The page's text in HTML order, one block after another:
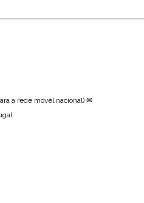
a rede movél nacional) ✉